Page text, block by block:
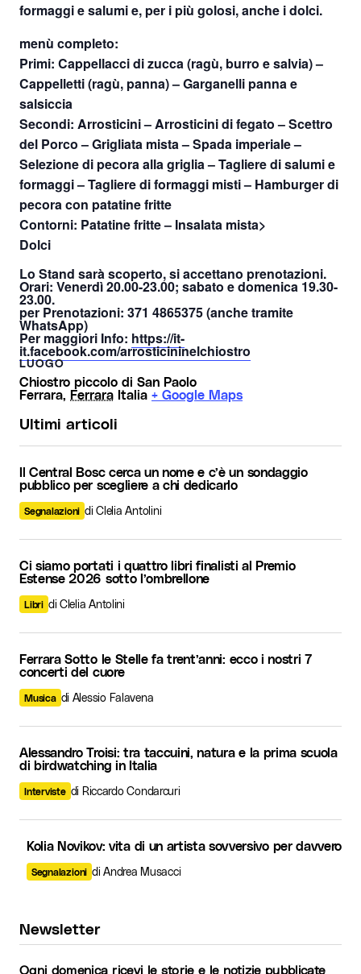
formaggi e salumi e, per i più golosi, anche i dolci.
menù completo:
Primi: Cappellacci di zucca (ragù, burro e salvia) –
Cappelletti (ragù, panna) – Garganelli panna e
salsiccia
Secondi: Arrosticini–Arrosticinidi fegato – Scettro
del Porco – Grigliata mista – Spada imperiale –
Selezione di pecora alla griglia – Tagliere di salumi e
formaggi – Tagliere di formaggi misti – Hamburger di
pecora con patatine fritte
Contorni: Patatine fritte – Insalata mista>
Dolci
Lo Stand sarà scoperto, si accettano prenotazioni.
Orari: Venerdì 20.00-23.00; sabato e domenica 19.30-
23.00.
per Prenotazioni: 371 4865375 (anche tramite
WhatsApp)
Per maggiori Info: https://it-
it.facebook.com/arrosticininelchiostro
LUOGO
Chiostro piccolo di San Paolo
Ferrara, Ferrara Italia + Google Maps
Ultimi articoli
Il Central Bosc cerca un nome e c’è un sondaggio
pubblico per scegliere a chi dedicarlo
Segnalazioni di Clelia Antolini
Ci siamo portati i quattro libri finalisti al Premio
Estense 2026 sotto l’ombrellone
Libri di Clelia Antolini
Ferrara Sotto le Stelle fa trent’anni: ecco i nostri 7
concerti del cuore
Musica di Alessio Falavena
Alessandro Troisi: tra taccuini, natura e la prima scuola
di birdwatching in Italia
Interviste di Riccardo Condarcuri
Kolia Novikov: vita di un artista sovversivo per davvero
Segnalazioni di Andrea Musacci
Newsletter
Ogni domenica ricevi le storie e le notizie pubblicate